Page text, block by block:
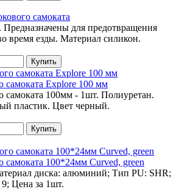
самоката
Предназначены для предотвращения
время езды. Материал силикон.
самоката Explore 100 мм
самоката 100мм - 1шт. Полиуретан.
пластик. Цвет черный.
самоката 100*24мм Curved, green
диска: алюминий; Тип PU: SHR;
Цена за 1шт.